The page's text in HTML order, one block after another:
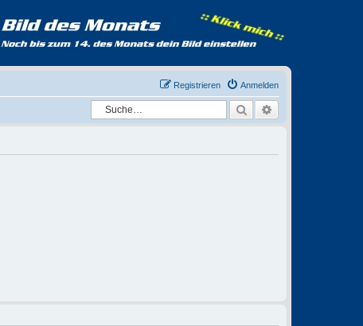
Anmelden
Registrieren
Suche